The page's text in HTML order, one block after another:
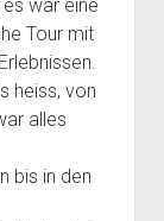
Norwegen
Sardinien
war eine
Tour mit
heiss, von
alles
bis in den